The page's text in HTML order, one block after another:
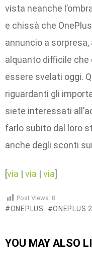
vista neanche
e chissà che
annuncio a
alquanto difficile
essere svelati oggi.
riguardanti gli
siete interessati
farlo subito dal loro
anche degli sconti
[via | via | via]
Post Views: 8
ONEPLUS ONEPLUS 2
YOU MAY ALSO